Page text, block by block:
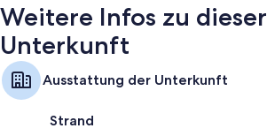
Weitere Infos zu dieser
Unterkunft
Ausstattung der Unterkunft
Strand